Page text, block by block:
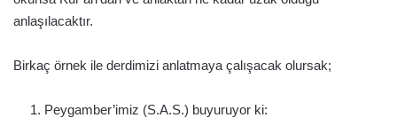
anlaşılacaktır.
Birkaç örnek ile derdimizi anlatmaya çalışacak olursak;
Peygamber’imiz (S.A.S.) buyuruyor ki: